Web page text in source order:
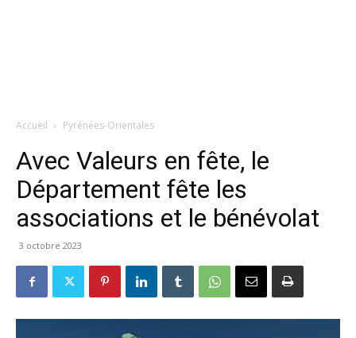
Accueil Pyrénées-Orientales
Avec Valeurs en fête, le
Département fête les
associations et le bénévolat
3 octobre 2023